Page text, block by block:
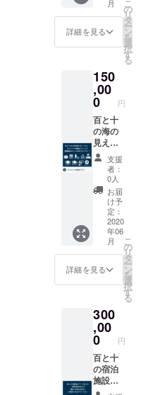
トにて
お渡し
いたし
照 「佐
賀牛炙
りロー
スト
ビー
＊クラ
ウド
ファン
ディン
グで目
標金額
の840％
以上を
達成し
た、に
くや天
照の
「炙り
ロース
トビー
フ」と
のコラ
ボプラ
ンで
す。こ
にぜひ
ご賞味
くださ
い。 ＊
クール
宅急便
の送料
込み ＊
食・夕
食 2名
様分 ■
お持ち
帰りい
る地元
産の椿
アメニ
ティ ・
TBK
natural
skin
lotion（
化粧
水） ・
TBK
oil（椿
オイ
ル） ・
TSUBA
SAVON
（石け
ん） ・
TBK
■百と十
オリジ
ナルド
リップ
コー
ヒー×10
袋 ＊こ
ちらの
へ。 ■
応援し
ていた
だいた
感謝の
のお礼
メール
■百と十
のフロ
ントに
飾る絵
に、同
志とし
てお名
前を掲
示させ
ていた
だきま
考欄に
お名前
の入力
をお願
いいた
しま
（ニッ
クネー
ムでも
OKで
す。）
＊お名
前の掲
示をご
月
詳細を見る
こ
の
リ
タ
ー
ン
を
選
択
す
る
150
,00
0 円
百と十
の海の
見える
お部屋
で2名様
1泊。朝
食と夕
食を
ゆっく
りと
り、ご
当地ア
メニ
ティ・
湯処チ
ケット
酌セッ
トまで
贅沢に
楽しみ
たい方
へ。 ■
百と十
のご宿
支援
者：
0人
お届
け予
定：
2020
年06
月
詳細を見る
こ
の
リ
タ
ー
ン
を
選
択
す
る
300
,00
0 円
百と十
の宿泊
施設
を、1棟